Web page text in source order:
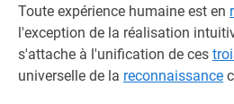
Toute expérience humaine est en
l'exception de la réalisation
s'attache à l'unification de ces
universelle de la reconnaissance